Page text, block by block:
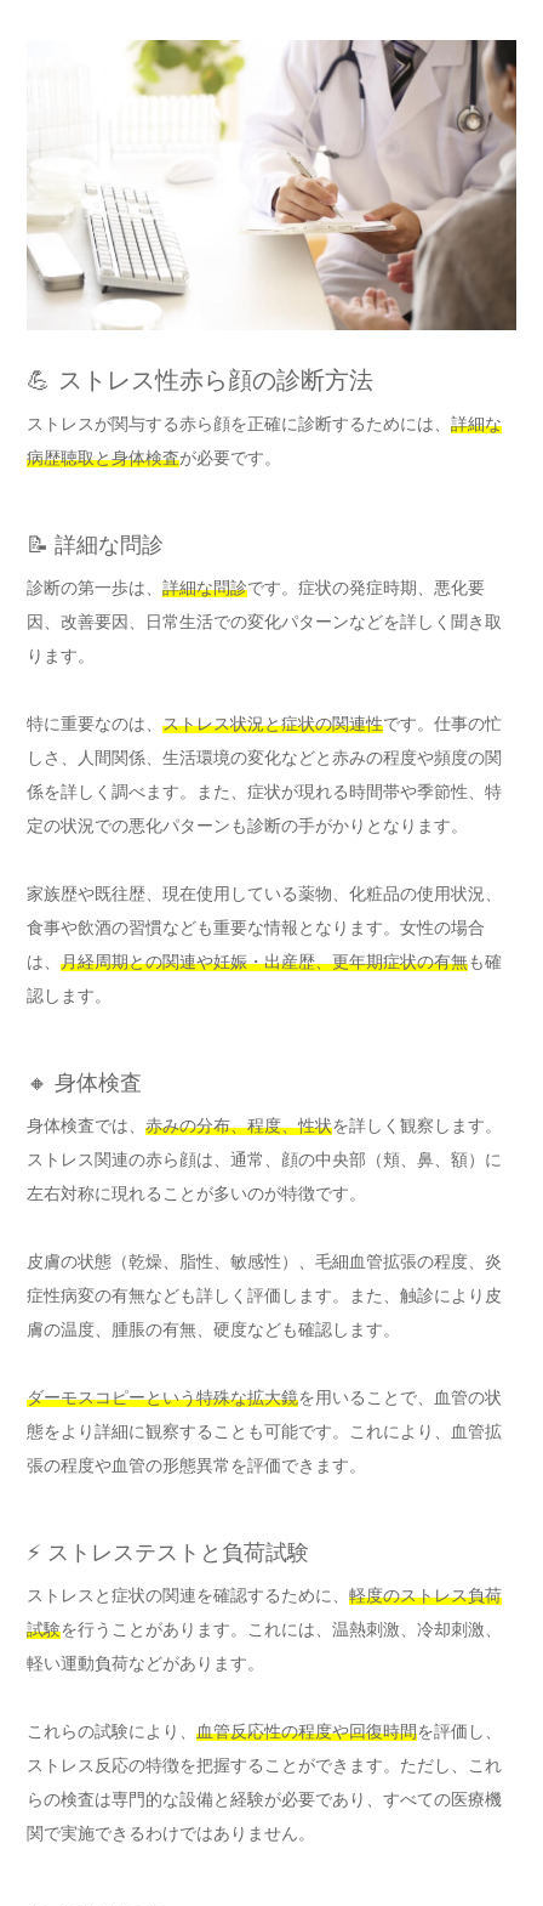
💪 ストレス性赤ら顔の診断方法
ストレスが関与する赤ら顔を正確に診断するためには、 詳細な
病歴聴取と身体検査が必要です。
📝 詳細な問診
診断の第一歩は、 詳細な問診です。症状の発症時期、悪化要
因、改善要因、日常生活での変化パターンなどを詳しく聞き取
ります。
特に重要なのは、 ストレス状況と症状の関連性です。仕事の忙
しさ、人間関係、生活環境の変化などと赤みの程度や頻度の関
係を詳しく調べます。また、症状が現れる時間帯や季節性、特
定の状況での悪化パターンも診断の手がかりとなります。
家族歴や既往歴、現在使用している薬物、化粧品の使用状況、
食事や飲酒の習慣なども重要な情報となります。女性の場合
は、 月経周期との関連や妊娠・出産歴、更年期症状の有無も確
認します。
🔸 身体検査
身体検査では、 赤みの分布、程度、性状を詳しく観察します。
ストレス関連の赤ら顔は、通常、顔の中央部（頬、鼻、額）に
左右対称に現れることが多いのが特徴です。
皮膚の状態（乾燥、脂性、敏感性）、毛細血管拡張の程度、炎
症性病変の有無なども詳しく評価します。また、触診により皮
膚の温度、腫脹の有無、硬度なども確認します。
ダーモスコピーという特殊な拡大鏡を用いることで、血管の状
態をより詳細に観察することも可能です。これにより、血管拡
張の程度や血管の形態異常を評価できます。
⚡ ストレステストと負荷試験
ストレスと症状の関連を確認するために、 軽度のストレス負荷
試験を行うことがあります。これには、温熱刺激、冷却刺激、
軽い運動負荷などがあります。
これらの試験により、 血管反応性の程度や回復時間を評価し、
ストレス反応の特徴を把握することができます。ただし、これ
らの検査は専門的な設備と経験が必要であり、すべての医療機
関で実施できるわけではありません。